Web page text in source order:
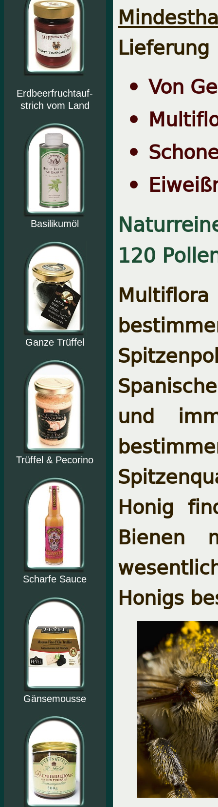
Erdbeerfruchtauf-
strich vom Land
Basilikumöl
Ganze Trüffel
Trüffel & Pecorino
Scharfe Sauce
Gänsemousse
Lieferung
Von
120
und
Honig
Bienen
Honigs